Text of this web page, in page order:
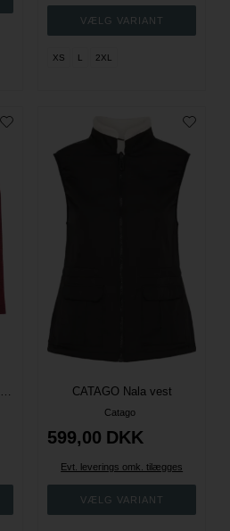
XS L 2XL
CATAGO Nala vest
Catago
599,00 DKK
Evt. leverings omk. tilægges